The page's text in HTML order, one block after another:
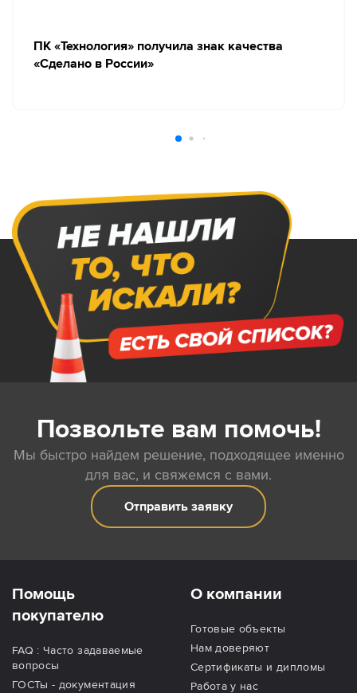
ПК «Технология» получила знак качества
«Сделано в России»
Позвольте вам помочь!
Мы быстро найдем решение, подходящее именно
для вас, и свяжемся с вами.
Отправить заявку
Помощь
покупателю
FAQ : Часто задаваемые
вопросы
ГОСТы - документация
О компании
Готовые объекты
Нам доверяют
Сертификаты и дипломы
Работа у нас